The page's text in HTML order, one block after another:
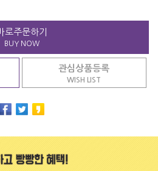
로주문하기
BUY NOW
관심상품등록
WISH LIST